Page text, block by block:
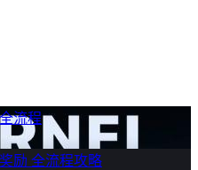
流程
励 全流程攻略